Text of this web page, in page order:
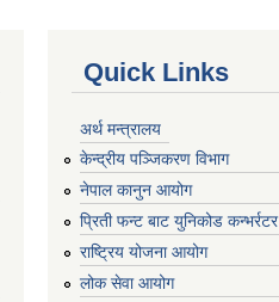
Quick Links
अर्थ मन्त्रालय
केन्द्रीय पञ्जिकरण विभाग
नेपाल कानुन आयोग
प्रिती फन्ट बाट युनिकोड कन्भर्रटर
राष्ट्रिय योजना आयोग
लोक सेवा आयोग